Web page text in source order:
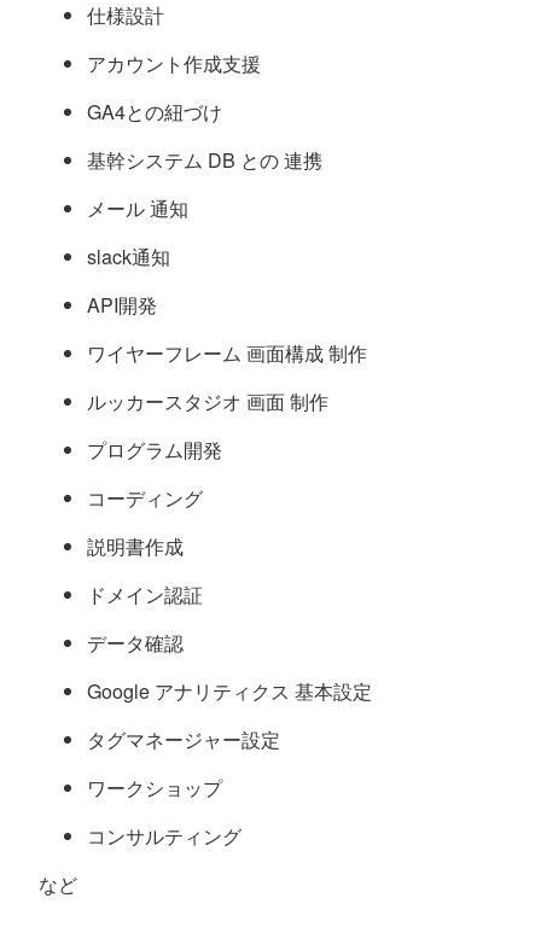
仕様設計
アカウント作成支援
GA4との紐づけ
基幹システム DB との 連携
メール 通知
slack通知
API開発
ワイヤーフレーム 画面構成 制作
ルッカースタジオ 画面 制作
プログラム開発
コーディング
説明書作成
ドメイン認証
データ確認
Google アナリティクス 基本設定
タグマネージャー設定
ワークショップ
コンサルティング
など